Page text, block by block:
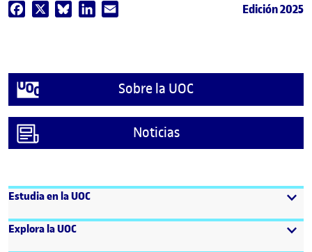
Facebook BlueskyLinkedIn Edición 2025
Sobre la UOC
Noticias
Estudia en la UOC
Explora la UOC